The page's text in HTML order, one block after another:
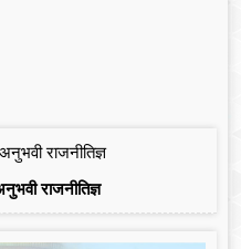
राजनीतिज्ञ